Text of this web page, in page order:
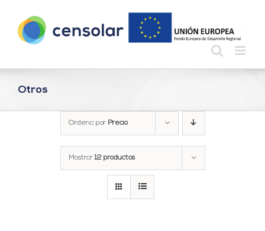
contenido
Otros
Ordena por Precio
Mostrar12 productos